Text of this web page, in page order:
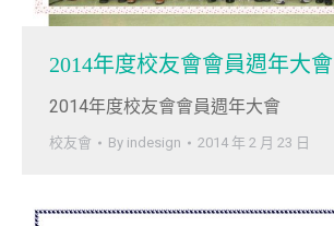
2014年度校友會會員週年大會
2014年度校友會會員週年大會
校友會 By indesign 2014 年 2 月 23 日